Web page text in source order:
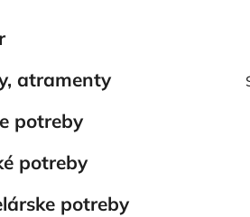
atramenty
potreby
potreby
potreby